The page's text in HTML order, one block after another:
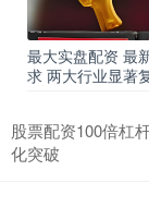
最大实盘配资 最
求 两大行业显著
股票配资100倍杠
化突破